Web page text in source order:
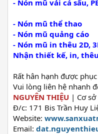
- Nón mũ vải cá sấu,
- Nón mũ thể thao
- Nón mũ quảng cáo
- Nón mũ in thêu 2D,
Nhận thiết kế, in,
Rất hân hạnh được
Vui lòng liên hệ nhanh
NGUYÊN THIỆU | Cơ
Đ/c: 171 Bis Trần Huy
Website:
Email: